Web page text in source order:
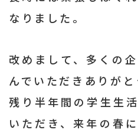
なりました。
改めまして、多くの
んでいただきありがと
残り半年間の学生生
いただき、来年の春